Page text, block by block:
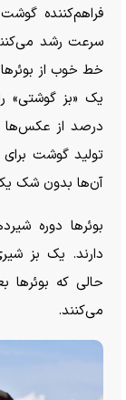
فراهم‌کننده
سرعت رشد
خط خوب از
درصد از عکس‌ها
تولید گوشت
آن‌ها بدون شک
بوئر‌ها دوره
حالی که
می‌کنند.